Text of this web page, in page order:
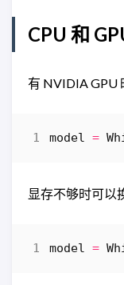
CPU 和
有 NVIDIA GPU
model =
显存不够时可以
model =